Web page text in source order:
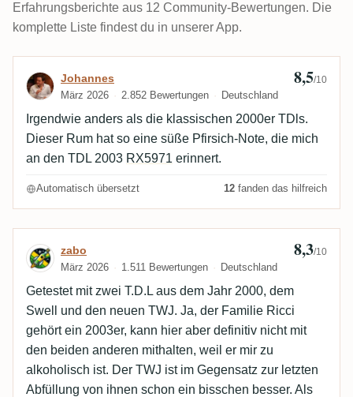
Erfahrungsberichte aus 12 Community-Bewertungen. Die
komplette Liste findest du in unserer App.
Bewertung von Johannes
Johannes
März 2026 2.852 Bewertungen Deutschland
8,5/10
Irgendwie anders als die klassischen 2000er TDls.
Dieser Rum hat so eine süße Pfirsich-Note, die mich
an den TDL 2003 RX5971 erinnert.
Automatisch übersetzt 12 fanden das hilfreich
Bewertung von zabo
zabo
März 2026 1.511 Bewertungen Deutschland
8,3/10
Getestet mit zwei T.D.L aus dem Jahr 2000, dem
Swell und den neuen TWJ. Ja, der Familie Ricci
gehört ein 2003er, kann hier aber definitiv nicht mit
den beiden anderen mithalten, weil er mir zu
alkoholisch ist. Der TWJ ist im Gegensatz zur letzten
Abfüllung von ihnen schon ein bisschen besser. Als